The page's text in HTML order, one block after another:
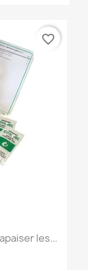
les...
favorite_border